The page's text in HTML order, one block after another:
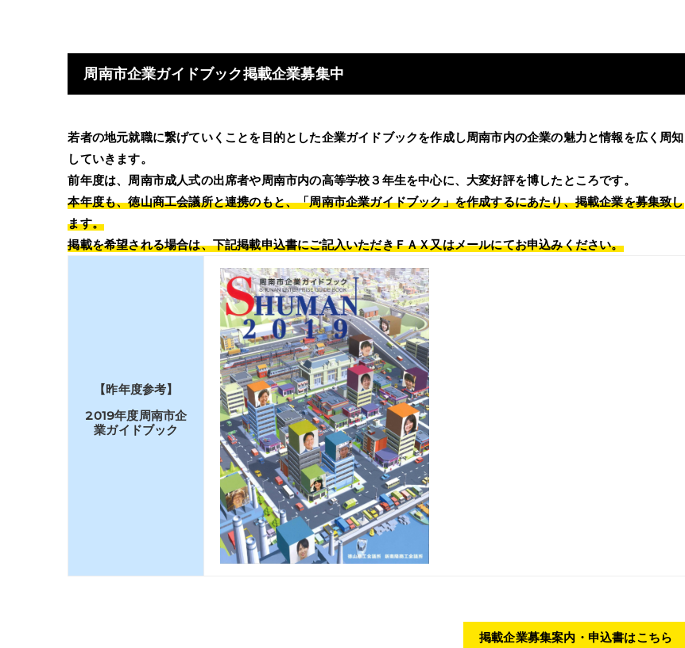
周南市企業ガイドブック掲載企業募集中
若者の地元就職に繋げていくことを目的とした企業ガイドブックを作成し周南市内の企業の魅力と情報を広く周知
していきます。
前年度は、周南市成人式の出席者や周南市内の高等学校３年生を中心に、大変好評を博したところです。
本年度も、徳山商工会議所と連携のもと、「周南市企業ガイドブック」を作成するにあたり、掲載企業を募集致し
ます。
掲載を希望される場合は、下記掲載申込書にご記入いただきＦＡＸ又はメールにてお申込みください。
【昨年度参考】
2019年度周南市企
業ガイドブック
掲載企業募集案内・申込書はこちら